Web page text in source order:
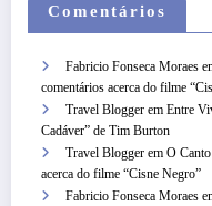
Comentários
Fabricio Fonseca Moraes
comentários acerca do filme
Travel Blogger em Entre
Cadáver” de Tim Burton
Travel Blogger em O
acerca do filme “Cisne Negro”
Fabricio Fonseca Moraes